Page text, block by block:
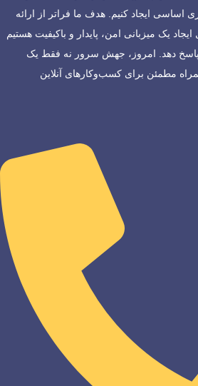
اساسی ایجاد کنیم. هدف ما فراتر از ارائه
یک میزبانی امن، پایدار و باکیفیت هستیم
پاسخ دهد. امروز، جهش سرور نه فقط یک
مطمئن برای کسب‌وکارهای آنلاین